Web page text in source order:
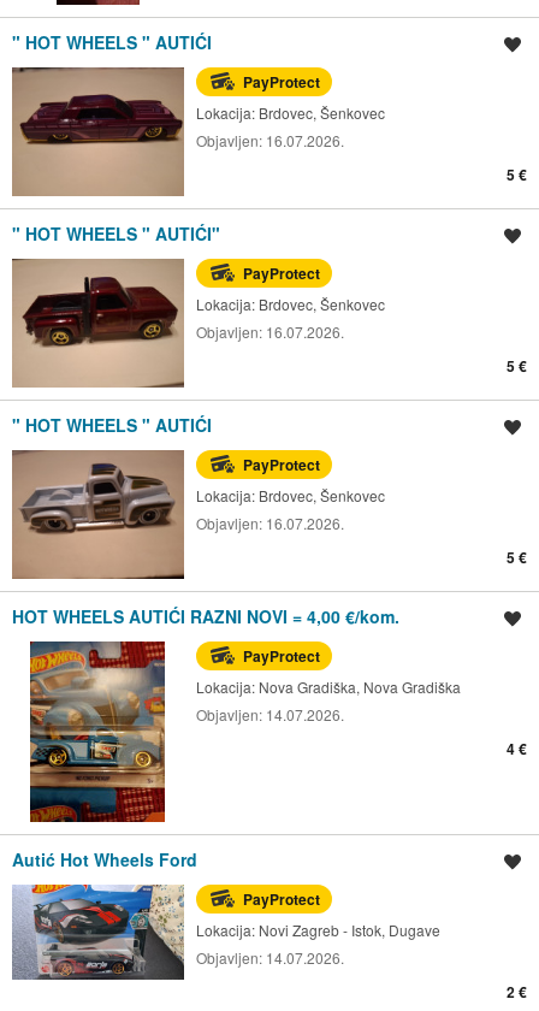
" HOT WHEELS " AUTIĆI
PayProtect
Lokacija: Brdovec, Šenkovec
Objavljen: 16.07.2026.
5 €
" HOT WHEELS " AUTIĆI"
PayProtect
Lokacija: Brdovec, Šenkovec
Objavljen: 16.07.2026.
5 €
" HOT WHEELS " AUTIĆI
PayProtect
Lokacija: Brdovec, Šenkovec
Objavljen: 16.07.2026.
5 €
HOT WHEELS AUTIĆI RAZNI NOVI = 4,00 €/kom.
PayProtect
Lokacija: Nova Gradiška, Nova Gradiška
Objavljen: 14.07.2026.
4 €
Autić Hot Wheels Ford
PayProtect
Lokacija: Novi Zagreb - Istok, Dugave
Objavljen: 14.07.2026.
2 €